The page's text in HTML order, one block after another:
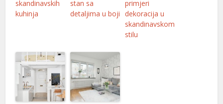
skandinavskih
kuhinja
stan sa
detaljima u boji
primjeri
dekoracija u
skandinavskom
stilu